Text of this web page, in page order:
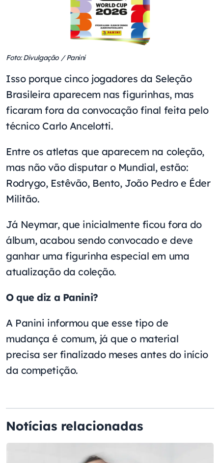
Foto: Divulgação / Panini
Isso porque cinco jogadores da Seleção
Brasileira aparecem nas figurinhas, mas
ficaram fora da convocação final feita pelo
técnico Carlo Ancelotti.
Entre os atletas que aparecem na coleção,
mas não vão disputar o Mundial, estão:
Rodrygo, Estêvão, Bento, João Pedro e Éder
Militão.
Já Neymar, que inicialmente ficou fora do
álbum, acabou sendo convocado e deve
ganhar uma figurinha especial em uma
atualização da coleção.
O que diz a Panini?
A Panini informou que esse tipo de
mudança é comum, já que o material
precisa ser finalizado meses antes do início
da competição.
Notícias relacionadas